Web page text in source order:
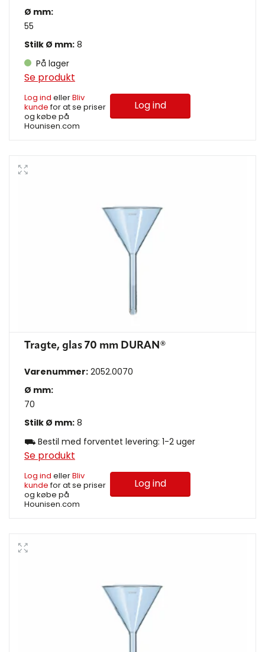
Ø mm:
55
Stilk Ø mm: 8
På lager
Se produkt
Log ind ellerBliv
kundefor at se priser
og købe på
Hounisen.com
Log ind
Tragte, glas 70 mm DURAN®
Varenummer: 2052.0070
Ø mm:
70
Stilk Ø mm: 8
⛟ Bestil med forventet levering: 1-2 uger
Se produkt
Log ind ellerBliv
kundefor at se priser
og købe på
Hounisen.com
Log ind